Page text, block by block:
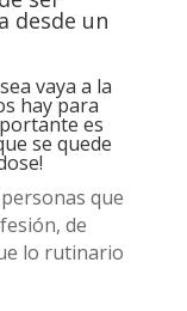
desde un
vaya a la
hay para
es
se quede
que
de
lo rutinario